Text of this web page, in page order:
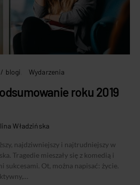
blogi Wydarzenia
roku 2019
Władzińska
najdziwniejszy i najtrudniejszy w
Tragedie mieszały się z komedią i
sukcesami. Ot, można napisać: życie.